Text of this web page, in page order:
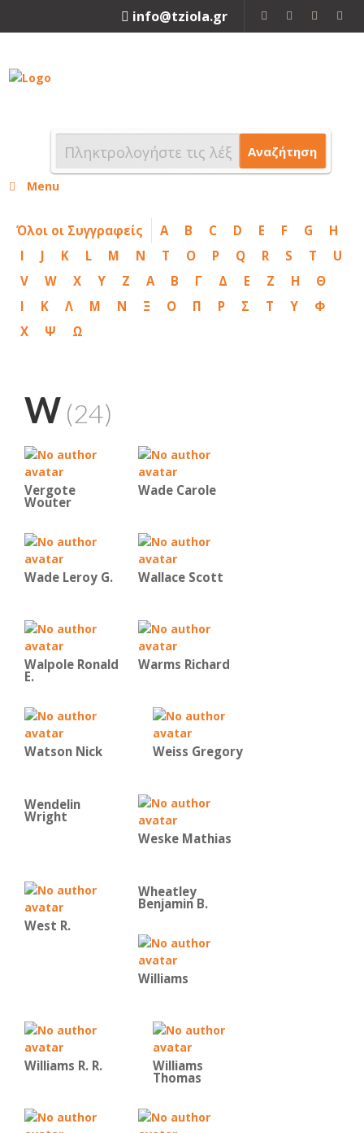
info@tziola.gr
Αναζήτηση
Menu
Όλοι οι Συγγραφείς A B C D E F G
H
I
J K L M N T O P Q R S T
U
V
W X Y Z Α Β Γ Δ Ε Ζ Η
Θ
Ι
Κ Λ Μ Ν Ξ Ο Π Ρ Σ Τ Υ
Φ
Χ
Ψ Ω
W (24)
Vergote
Wouter
Wade Carole
Wade Leroy G. Wallace Scott
Walpole Ronald
E.
Warms Richard
Watson Nick Weiss Gregory
Wendelin
Wright
Weske Mathias
West R.
Wheatley
Benjamin B.
Williams
Williams R. R. Williams
Thomas